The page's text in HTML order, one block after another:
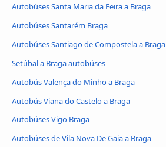
Autobúses Santa Maria da Feira a Braga
Autobúses Santarém Braga
Autobúses Santiago de Compostela a Braga
Setúbal a Braga autobúses
Autobús Valença do Minho a Braga
Autobús Viana do Castelo a Braga
Autobúses Vigo Braga
Autobúses de Vila Nova De Gaia a Braga